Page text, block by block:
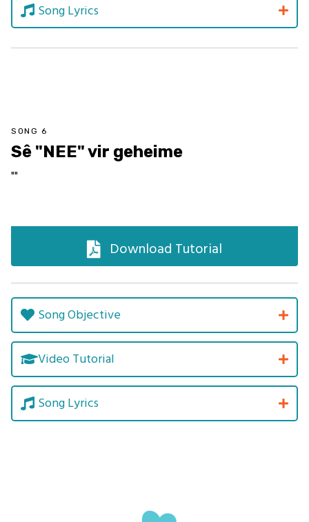
Song Lyrics
Download Tutorial
SONG 6
Sê "NEE" vir geheime
""
Song Objective
Video Tutorial
Song Lyrics